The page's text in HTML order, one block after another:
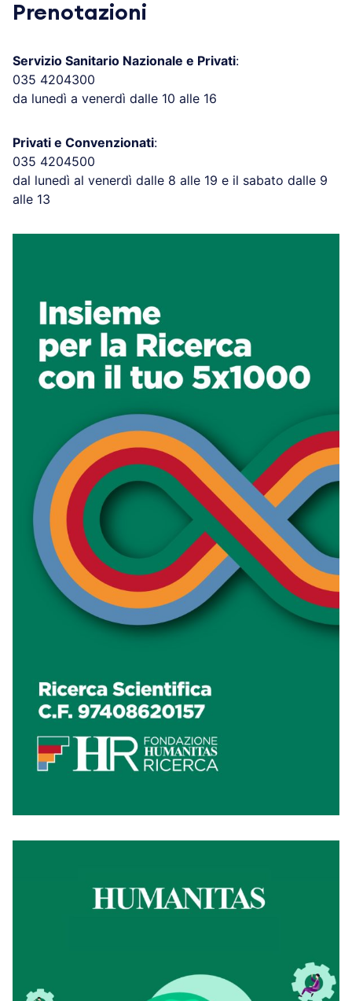
Prenotazioni
Servizio Sanitario Nazionale e Privati:
035 4204300
da lunedì a venerdì dalle 10 alle 16
Privati e Convenzionati:
035 4204500
dal lunedì al venerdì dalle 8 alle 19 e il sabato dalle 9
alle 13